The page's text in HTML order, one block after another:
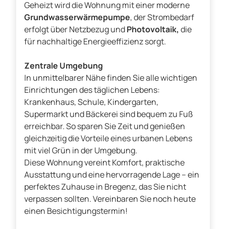
Geheizt wird die Wohnung mit einer moderne
Grundwasserwärmepumpe, der Strombedarf
erfolgt über Netzbezug undPhotovoltaik, die
für nachhaltige Energieeffizienz sorgt.
Zentrale Umgebung
In unmittelbarer Nähe finden Sie alle wichtigen
Einrichtungen des täglichen Lebens:
Krankenhaus, Schule, Kindergarten,
Supermarkt und Bäckerei sind bequem zu Fuß
erreichbar. So sparen Sie Zeit und genießen
gleichzeitig die Vorteile eines urbanen Lebens
mit viel Grün in der Umgebung.
Diese Wohnung vereint Komfort, praktische
Ausstattung und eine hervorragende Lage – ein
perfektes Zuhause in Bregenz, das Sie nicht
verpassen sollten. Vereinbaren Sie noch heute
einen Besichtigungstermin!